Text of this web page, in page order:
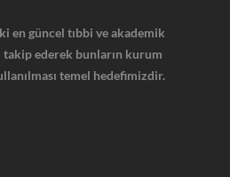
en güncel tıbbi ve akademik
ederek bunların kurum
temel hedefimizdir.